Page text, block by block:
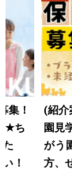
集！
★ち
！
(紹介
園見
がう
方、